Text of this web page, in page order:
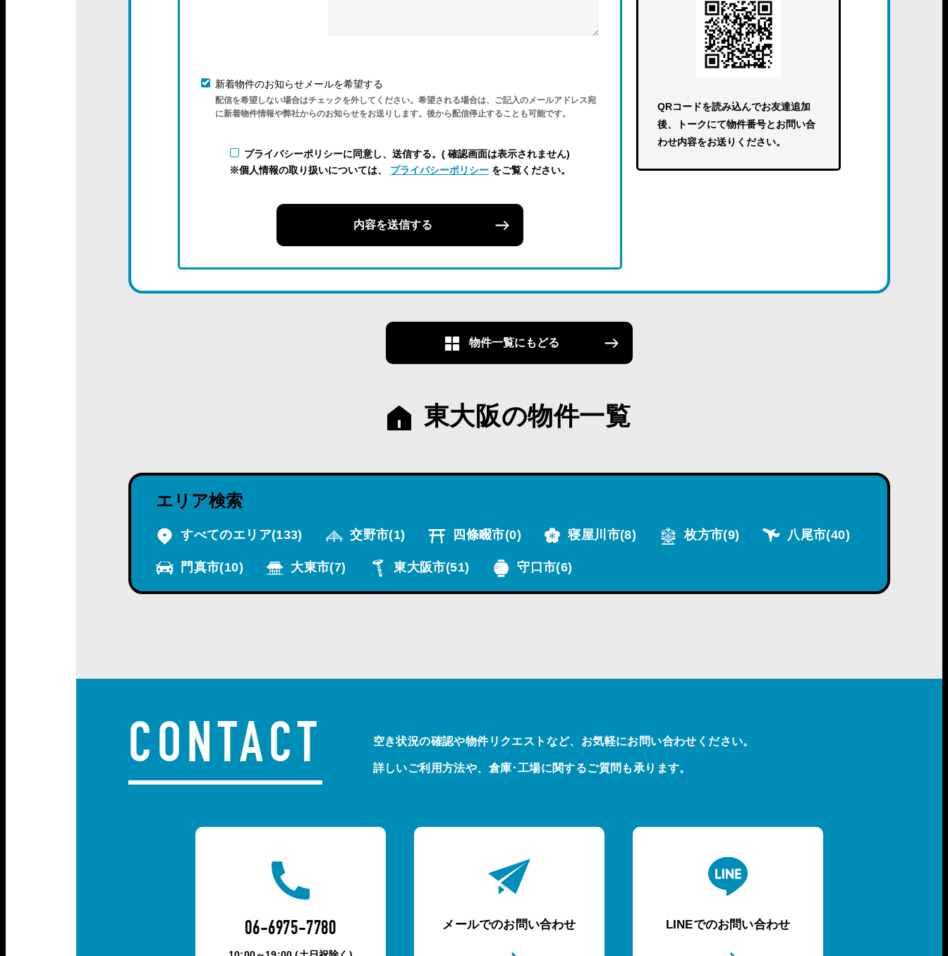
新着物件のお知らせメールを希望する
配信を希望しない場合はチェックを外してください。希望される場合は、ご記入のメールアドレス宛
に新着物件情報や弊社からのお知らせをお送りします。後から配信停止することも可能です。
プライバシーポリシーに同意し、送信する。( 確認画面は表示されません)
※個人情報の取り扱いについては、
プライバシーポリシー をご覧ください。
内容を送信する
QRコードを読み込んでお友達追加
後、トークにて物件番号とお問い合
わせ内容をお送りください。
物件一覧にもどる
東大阪の物件一覧
エリア検索
すべてのエリア(133) 交野市(1) 四條畷市(0) 寝屋川市(8) 枚方市(9) 八尾市(40)
門真市(10) 大東市(7) 東大阪市(51) 守口市(6)
CONTACT 空き状況の確認や物件リクエストなど、お気軽にお問い合わせください。
詳しいご利用方法や、倉庫･工場に関するご質問も承ります。
06-6975-7780 メールでのお問い合わせ LINEでのお問い合わせ